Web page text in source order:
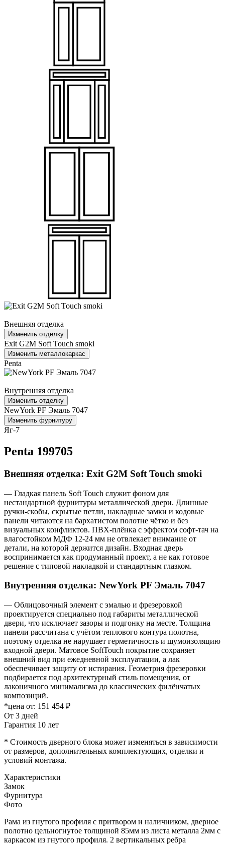
Внешняя отделка
Изменить отделку
Exit G2M Soft Touch smoki
Изменить металлокаркас
Penta
Внутренняя отделка
Изменить отделку
NewYork PF Эмаль 7047
Изменить фурнитуру
Яг-7
Penta 199705
Внешняя отделка: Exit G2M Soft Touch smoki
— Гладкая панель Soft Touch служит фоном для
нестандартной фурнитуры металлической двери. Длинные
ручки-скобы, скрытые петли, накладные замки и кодовые
панели читаются на бархатистом полотне чётко и без
визуальных конфликтов. ПВХ-плёнка с эффектом софт-тач на
влагостойком МДФ 12-24 мм не отвлекает внимание от
детали, на которой держится дизайн. Входная дверь
воспринимается как продуманный проект, а не как готовое
решение с типовой накладкой и стандартным глазком.
Внутренняя отделка: NewYork PF Эмаль 7047
— Облицовочный элемент с эмалью и фрезеровкой
проектируется специально под габариты металлической
двери, что исключает зазоры и подгонку на месте. Толщина
панели рассчитана с учётом теплового контура полотна,
поэтому отделка не нарушает герметичность и шумоизоляцию
входной двери. Матовое SoftTouch покрытие сохраняет
внешний вид при ежедневной эксплуатации, а лак
обеспечивает защиту от истирания. Геометрия фрезеровки
подбирается под архитектурный стиль помещения, от
лаконичного минимализма до классических филёнчатых
композиций.
*цена от: 151 454 ₽
От 3 дней
Гарантия 10 лет
* Стоимость дверного блока может изменяться в зависимости
от размеров, дополнительных комплектующих, отделки и
условий монтажа.
Характеристики
Замок
Фурнитура
Фото
Рама из гнутого профиля с притвором и наличником, дверное
полотно цельногнутое толщиной 85мм из листа металла 2мм c
каркасом из гнутого профиля. 2 вертикальных ребра